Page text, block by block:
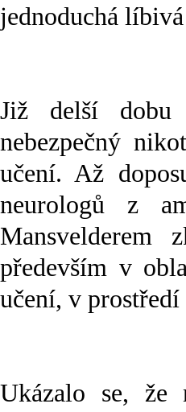
jednoduchá
Již delší
nebezpečný
učení. Až
neurologů z
Mansvelderem
především v
učení, v
Ukázalo se, že